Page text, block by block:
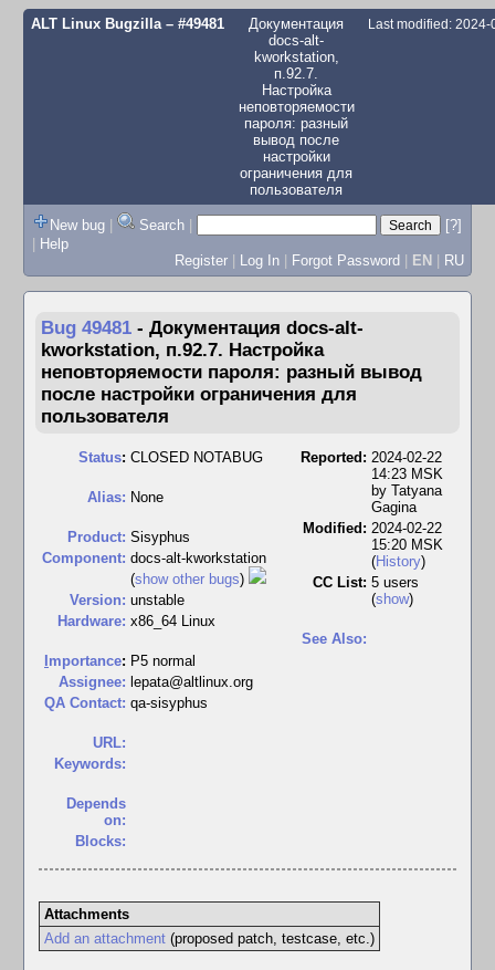
ALT Linux Bugzilla– #49481
⁠Документация
docs-alt-
kworkstation,
п.92.7.
Настройка
неповторяемости
пароля: разный
вывод после
настройки
ограничения для
пользователя
Last modified:
New bug | Search |
[?]
| Help
Register | Log In | Forgot Password | EN | RU
Bug 49481 - ⁠Документация docs-alt-
kworkstation, п.92.7. Настройка
неповторяемости пароля: разный вывод
после настройки ограничения для
пользователя
Status: CLOSED NOTABUG
Alias: None
Product: Sisyphus
Component: docs-alt-kworkstation
(show other bugs)
Version: unstable
Hardware: x86_64 Linux
mportance: P5 normal
Assignee: lepata@altlinux.org
QA Contact: qa-sisyphus
URL:
Keywords:
Depends
on:
Blocks:
Reported: 2024-02-22
14:23 MSK
by Tatyana
Gagina
Modified: 2024-02-22
15:20 MSK
(History)
CC List: 5 users
(show)
See Also:
Attachments
Add an attachment(proposed patch, testcase, etc.)